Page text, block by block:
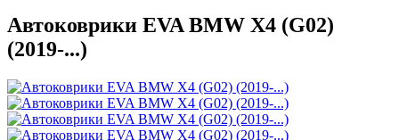
Автоковрики EVA BMW X4 (G02)
(2019-...)